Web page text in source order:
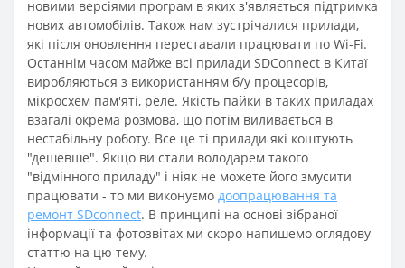
новими версіями програм в яких з'являється підтримка
нових автомобілів. Також нам зустрічалися прилади,
які після оновлення переставали працювати по Wi-Fi.
Останнім часом майже всі прилади SDConnect в Китаї
виробляються з використанням б/у процесорів,
мікросхем пам'яті, реле. Якість пайки в таких приладах
взагалі окрема розмова, що потім виливається в
нестабільну роботу. Все це ті прилади які коштують
"дешевше". Якщо ви стали володарем такого
"відмінного приладу" і ніяк не можете його змусити
працювати - то ми виконуємо доопрацювання та
ремонт SDconnect. В принципі на основі зібраної
інформації та фотозвітах ми скоро напишемо оглядову
статтю на цю тему.